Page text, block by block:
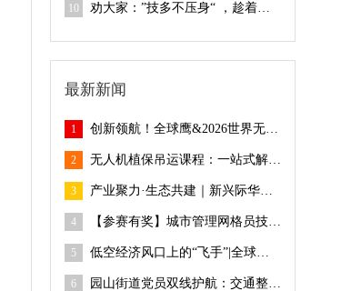
10 劝大家：”技多不压身“ ，趁着空闲时间尽早入行”低空经济“| 全球鹰第240期无人机考证开班仪式
最新新闻
1 创新领航！全球鹰&2026世界无人机大会圆满落幕
2 无人机植保吊运课程：一站式解决农业作业难题！
3 产业聚力·生态共建｜新兴际华应急产业公司、广东省应急协会领导莅临全球鹰指导
4 【参赛有奖】城市管理网格员技能竞赛，报名开始啦！
5 低空经济风口上的“飞手”|全球鹰246期无人机考证开班仪式
6 园山街道党员双线护航：交通整治显成效 紧急救援暖人心